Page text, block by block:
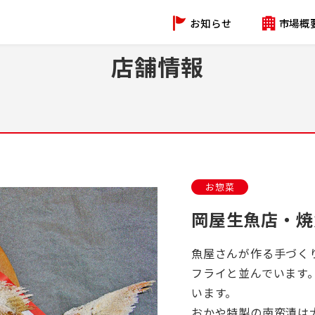
お知らせ 市場概
店舗情報
お惣菜
岡屋生魚店・
魚屋さんが作る手づ
フライと並んでいま
います。